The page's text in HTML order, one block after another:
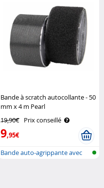
Bande à scratch autocollante - 50
mm x 4 m Pearl
19,90€ Prix conseillé
9,95€
Bande auto-agrippante avec